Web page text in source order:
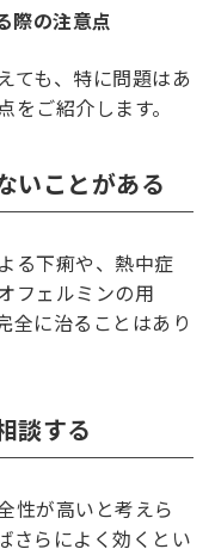
際の注意点
ても、特に問題はあ
ご紹介します。
いことがある
る下痢や、熱中症
フェルミンの用
全に治ることはあり
談する
性が高いと考えら
さらによく効くとい